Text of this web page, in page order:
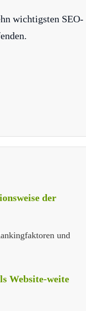
wichtigsten SEO-
der
und
Website-weite